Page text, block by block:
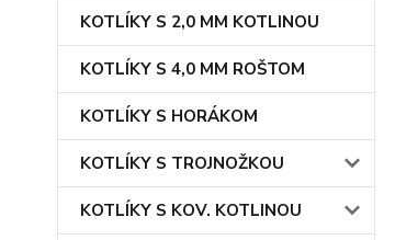
KOTLÍKY S 2,0 MM KOTLINOU
KOTLÍKY S 4,0 MM ROŠTOM
KOTLÍKY S HORÁKOM
KOTLÍKY S TROJNOŽKOU
KOTLÍKY S KOV. KOTLINOU